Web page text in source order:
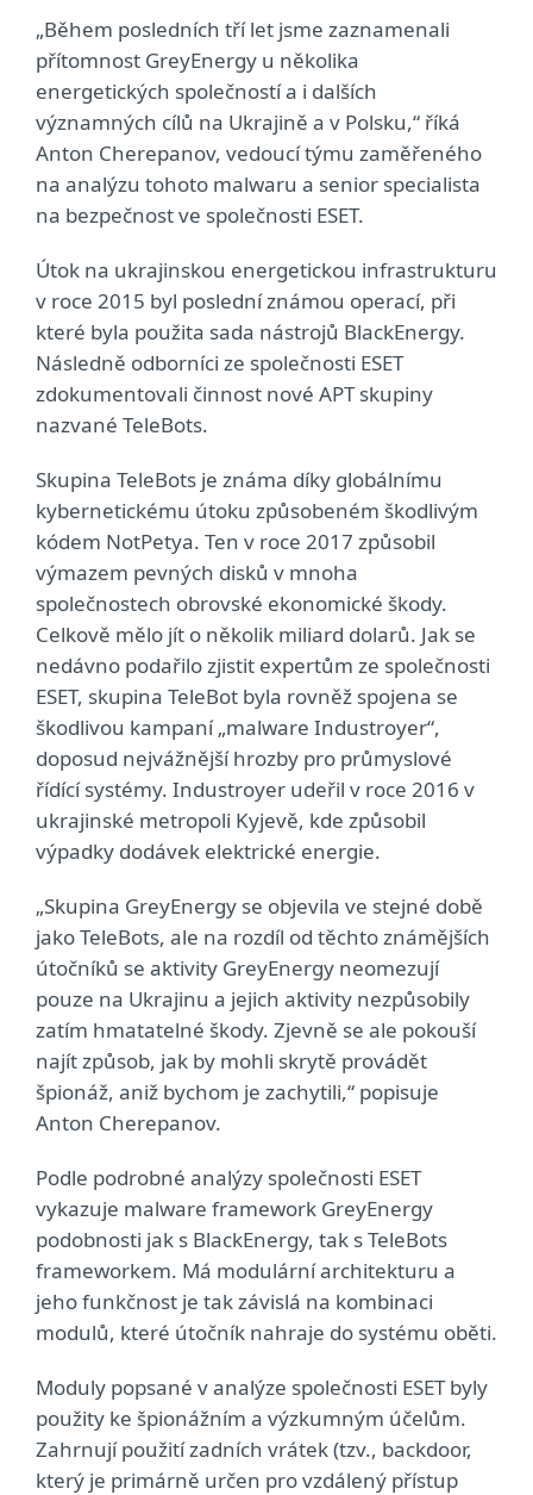
„Během posledních tří let jsme zaznamenali
přítomnost GreyEnergy u několika
energetických společností a i dalších
významných cílů na Ukrajině a v Polsku,“ říká
Anton Cherepanov, vedoucí týmu zaměřeného
na analýzu tohoto malwaru a senior specialista
na bezpečnost ve společnosti ESET.
Útok na ukrajinskou energetickou infrastrukturu
v roce 2015 byl poslední známou operací, při
které byla použita sada nástrojů BlackEnergy.
Následně odborníci ze společnosti ESET
zdokumentovali činnost nové APT skupiny
nazvané TeleBots.
Skupina TeleBots je známa díky globálnímu
kybernetickému útoku způsobeném škodlivým
kódem NotPetya. Ten v roce 2017 způsobil
výmazem pevných disků v mnoha
společnostech obrovské ekonomické škody.
Celkově mělo jít o několik miliard dolarů. Jak se
nedávno podařilo zjistit expertům ze společnosti
ESET, skupina TeleBot byla rovněž spojena se
škodlivou kampaní „malware Industroyer“,
doposud nejvážnější hrozby pro průmyslové
řídící systémy. Industroyer udeřil v roce 2016 v
ukrajinské metropoli Kyjevě, kde způsobil
výpadky dodávek elektrické energie.
„Skupina GreyEnergy se objevila ve stejné době
jako TeleBots, ale na rozdíl od těchto známějších
útočníků se aktivity GreyEnergy neomezují
pouze na Ukrajinu a jejich aktivity nezpůsobily
zatím hmatatelné škody. Zjevně se ale pokouší
najít způsob, jak by mohli skrytě provádět
špionáž, aniž bychom je zachytili,“ popisuje
Anton Cherepanov.
Podle podrobné analýzy společnosti ESET
vykazuje malware framework GreyEnergy
podobnosti jak s BlackEnergy, tak s TeleBots
frameworkem. Má modulární architekturu a
jeho funkčnost je tak závislá na kombinaci
modulů, které útočník nahraje do systému oběti.
Moduly popsané v analýze společnosti ESET byly
použity ke špionážním a výzkumným účelům.
Zahrnují použití zadních vrátek (tzv., backdoor,
který je primárně určen pro vzdálený přístup